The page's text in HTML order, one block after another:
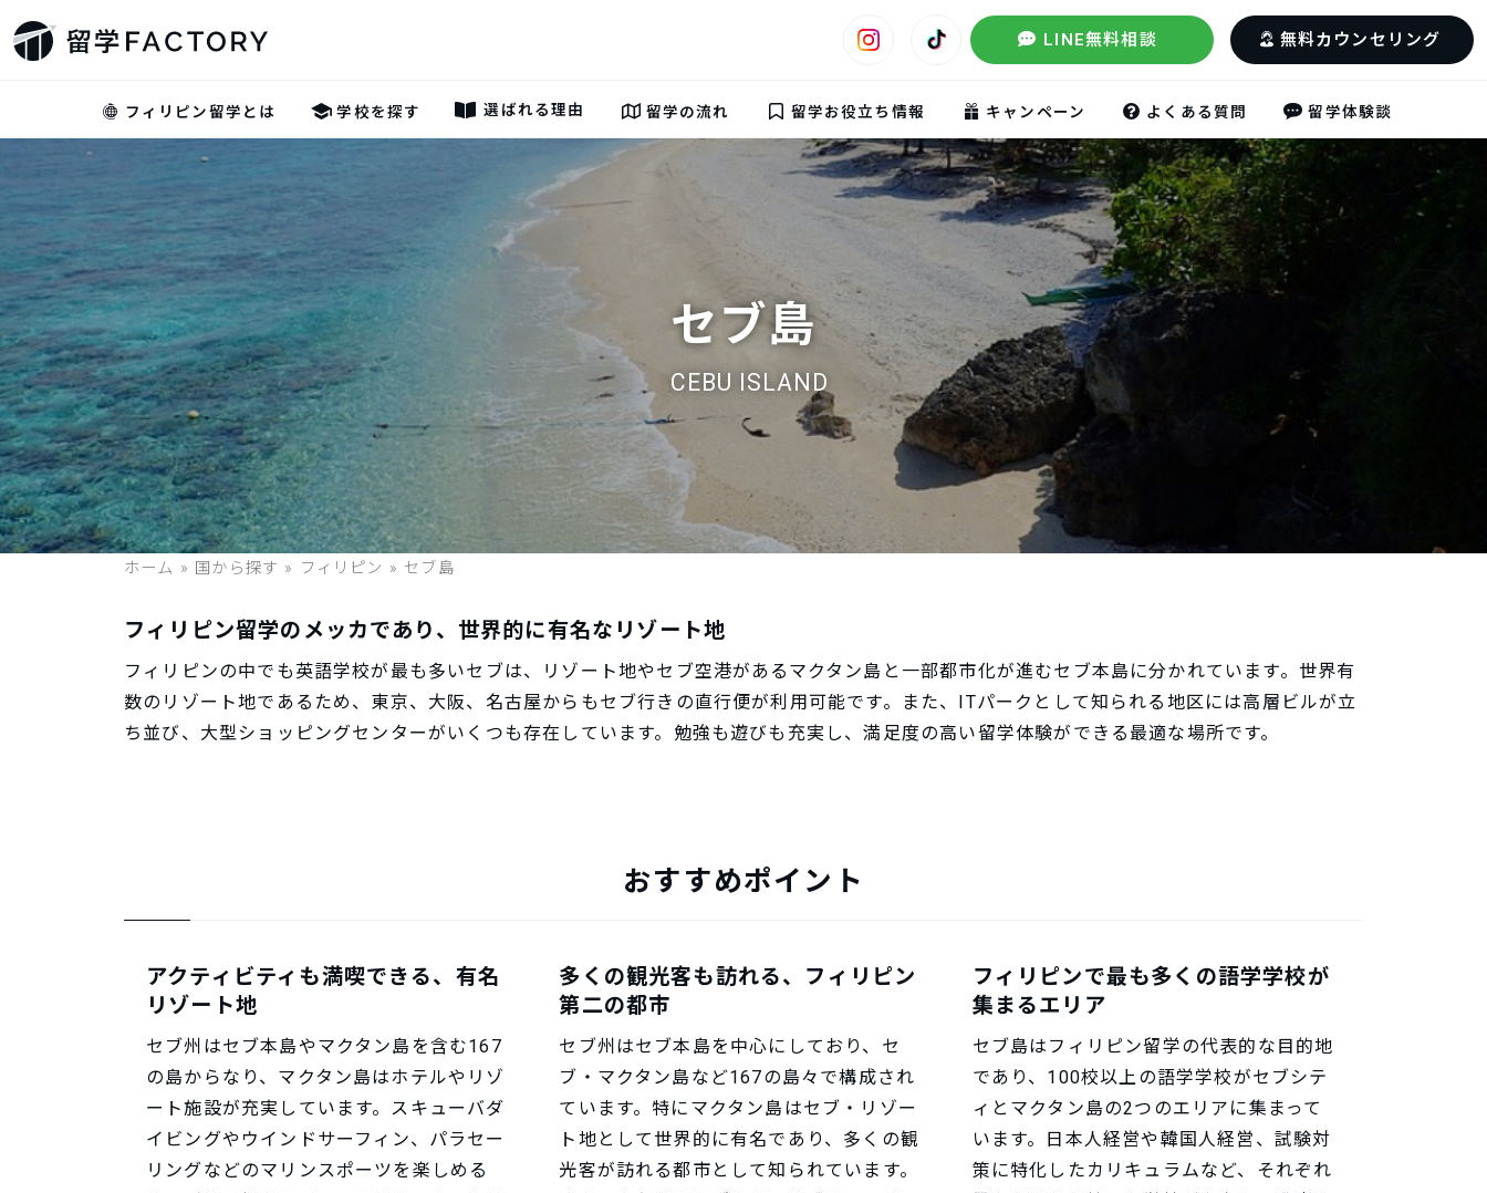
LINE無料相談 無料カウンセリング
フィリピン留学とは 学校を探す 選ばれる理由 留学の流れ 留学お役立ち情報 キャンペーン よくある質問 留学体験談
セブ島
CEBU ISLAND
ホーム » 国から探す » フィリピン »セブ島
フィリピン留学のメッカであり、世界的に有名なリゾート地
フィリピンの中でも英語学校が最も多いセブは、リゾート地やセブ空港があるマクタン島と一部都市化が進むセブ本島に分かれています。世界有
数のリゾート地であるため、東京、大阪、名古屋からもセブ行きの直行便が利用可能です。また、ITパークとして知られる地区には高層ビルが立
ち並び、大型ショッピングセンターがいくつも存在しています。勉強も遊びも充実し、満足度の高い留学体験ができる最適な場所です。
おすすめポイント
アクティビティも満喫できる、有名
リゾート地
セブ州はセブ本島やマクタン島を含む167
の島からなり、マクタン島はホテルやリゾ
ート施設が充実しています。スキューバダ
イビングやウインドサーフィン、パラセー
リングなどのマリンスポーツを楽しめる
多くの観光客も訪れる、フィリピン
第二の都市
セブ州はセブ本島を中心にしており、セ
ブ・マクタン島など167の島々で構成され
ています。特にマクタン島はセブ・リゾー
ト地として世界的に有名であり、多くの観
光客が訪れる都市として知られています。
フィリピンで最も多くの語学学校が
集まるエリア
セブ島はフィリピン留学の代表的な目的地
であり、100校以上の語学学校がセブシテ
ィとマクタン島の2つのエリアに集まって
います。日本人経営や韓国人経営、試験対
策に特化したカリキュラムなど、それぞれ